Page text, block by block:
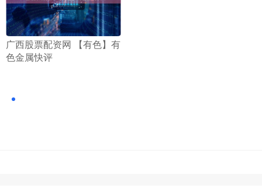
​广西股票配资网 【有色】有
色金属快评